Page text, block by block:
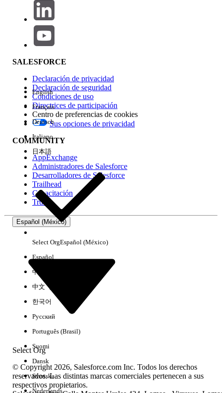
Repercusión de función
Edición
Experiencia
No hay resultados
SALESFORCE
Declaración de privacidad
Declaración de seguridad
Condiciones de uso
Directrices de participación
Centro de preferencias de cookies
Sus opciones de privacidad
COMMUNITY
AppExchange
Administradores de Salesforce
Desarrolladores de Salesforce
Trailhead
Capacitación
Trust
Español (México)
Select Org
English
Français
Deutsch
Italiano
日本語
Select OrgEspañol (México)
Español
中文（简体）
中文（繁體）
한국어
Русский
Português (Brasil)
Suomi
Dansk
Svenska
Nederlands
© Copyright 2026, Salesforce.com Inc. Todos los derechos
reservados. Las distintas marcas comerciales pertenecen a sus
respectivos propietarios.